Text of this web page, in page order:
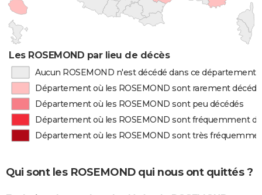
Les ROSEMOND par lieu de décès
Aucun ROSEMOND n'est décédé dans ce département
Département où les ROSEMOND sont rarement
Département où les ROSEMOND sont peu décédés
Département où les ROSEMOND sont fréquemment
Département où les ROSEMOND sont très
Qui sont les ROSEMOND qui nous ont quittés ?